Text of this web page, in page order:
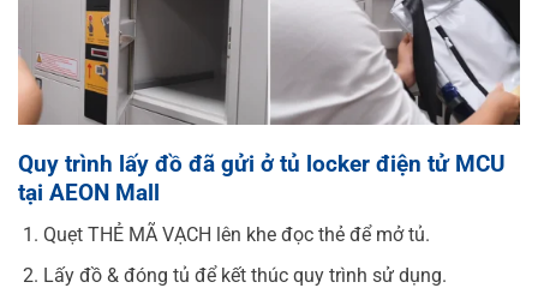
Quy trình lấy đồ đã gửi ở tủ locker điện tử MCU
tại AEON Mall
Quẹt THẺ MÃ VẠCH lên khe đọc thẻ để mở tủ.
Lấy đồ & đóng tủ để kết thúc quy trình sử dụng.